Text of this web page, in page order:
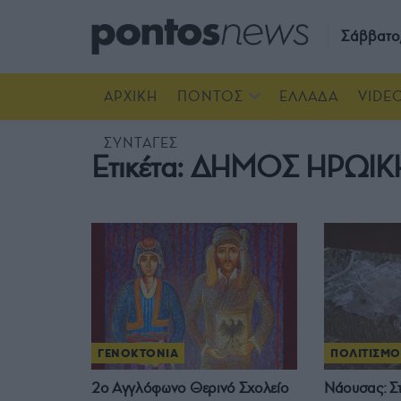
ΑΡΧΙΚΗ ΠΟΝΤΟΣ ΕΛΛΑΔΑ
ΣΥΝΤΑΓΕΣ
Ετικέτα: ΔΗΜΟΣ
ΓΕΝΟΚΤΟΝΙΑ
2ο Αγγλόφωνο Θερινό Σχολείο
Νάουσας: